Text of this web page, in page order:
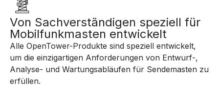
Von Sachverständigen speziell für
Mobilfunkmasten entwickelt
Alle OpenTower-Produkte sind speziell entwickelt,
um die einzigartigen Anforderungen von Entwurf-,
Analyse- und Wartungsabläufen für Sendemasten zu
erfüllen.